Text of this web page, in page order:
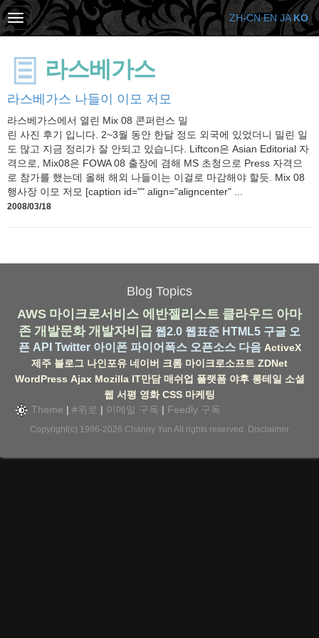
라스베가스
라스베가스 나들이 이모 저모
라스베가스에서 열린 Mix 08 콘퍼런스 밀
린 사진 후기 입니다. 2~3월 동안 한달 정도 외국에 있었더니 밀린 일
도 많고 지금 정리가 잘 안되고 있습니다. Liftcon은 Asian Editorial 자
격으로, Mix08은 FOWA 08 출장에 겸해 MS 초청으로 Press 자격으
로 참가를 했는데 올해 해외 나들이는 이걸로 마감해야 할듯. Mix 08
행사장 이모 저모 [caption id="" align="aligncenter" ...
2008/03/18
Blog Topics
AWS 마이크로서비스 에반젤리스트 클라우드 아마
존 개발문화 개발자비급 웹2.0 웹표준 HTML5 구글 오
픈 API Twitter 아이폰 파이어폭스 오픈소스 다음 ActiveX
제주 블로그 나인포유 네이버 크롬 마이크로소프트 ZDNet
WordPress Ajax Mozilla IT만담 매쉬업 플랫폼 야후 롱테일 소셜
웹 서평 영화 CSS 마케팅
Theme | #위로 | 이메일 구독 | Feedly 구독
Copyright(c) 1996-2026 Channy Yun All rights reserved. Disclaimer
ZH-CN EN JA KO